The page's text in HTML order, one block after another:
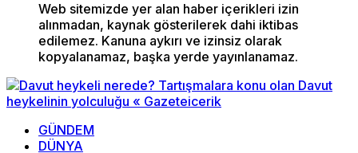
Web sitemizde yer alan haber içerikleri izin
alınmadan, kaynak gösterilerek dahi iktibas
edilemez. Kanuna aykırı ve izinsiz olarak
kopyalanamaz, başka yerde yayınlanamaz.
GÜNDEM
DÜNYA